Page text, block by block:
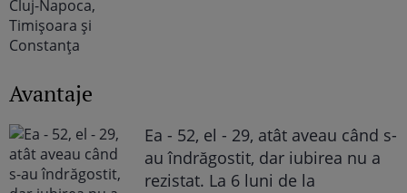
Avantaje
Ea - 52, el - 29, atât aveau când s-
au îndrăgostit, dar iubirea nu a
rezistat. La 6 luni de la